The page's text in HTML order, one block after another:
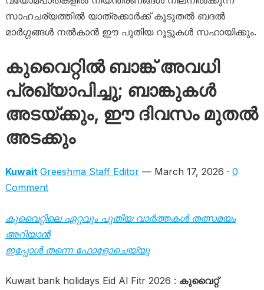
സാഹചര്യത്തിൽ യാത്രക്കാർക്ക് കൂടുതൽ ബദൽ
മാർഗ്ഗങ്ങൾ നൽകാൻ ഈ പുതിയ റൂട്ടുകൾ സഹായിക്കും.
കുവൈറ്റിൽ ബാങ്ക് അവധി
പ്രഖ്യാപിച്ചു; ബാങ്കുകൾ
അടയ്ക്കും, ഈ ദിവസം മുതൽ
അടക്കും
Kuwait Greeshma Staff Editor— March 17, 2026 · 0
Comment
കുവൈറ്റിലെ ഏറ്റവും പുതിയ വാർത്തകൾ തത്സമയം
അറിയാൻ
ഇപ്പോൾ തന്നെ ഫോളോചെയ്യു
Kuwait bank holidays Eid Al Fitr 2026 : കുവൈറ്റ്